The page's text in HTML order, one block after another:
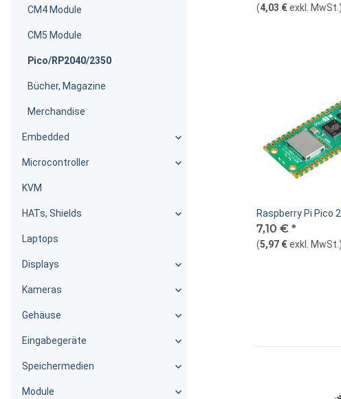
(4,03 €exkl. MwSt. )
Raspberry Pi Pico
7,10 € *
(5,97 €exkl. MwSt. )
CM4 Module
CM5 Module
Pico/RP2040/2350
Bücher, Magazine
Merchandise
Embedded
Microcontroller
KVM
HATs, Shields
Laptops
Displays
Kameras
Gehäuse
Eingabegeräte
Speichermedien
Module